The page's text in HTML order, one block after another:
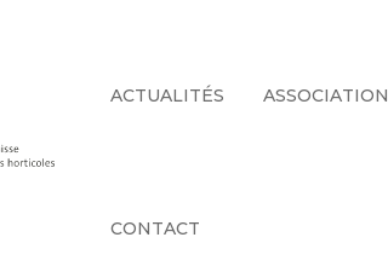
ACTUALITÉS ASSOCIATION
CONTACT